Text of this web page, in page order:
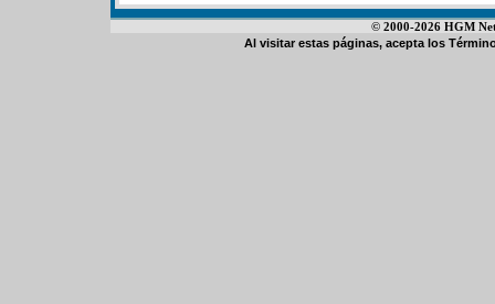
© 2000-2026 HGM
Al visitar estas páginas, acepta los